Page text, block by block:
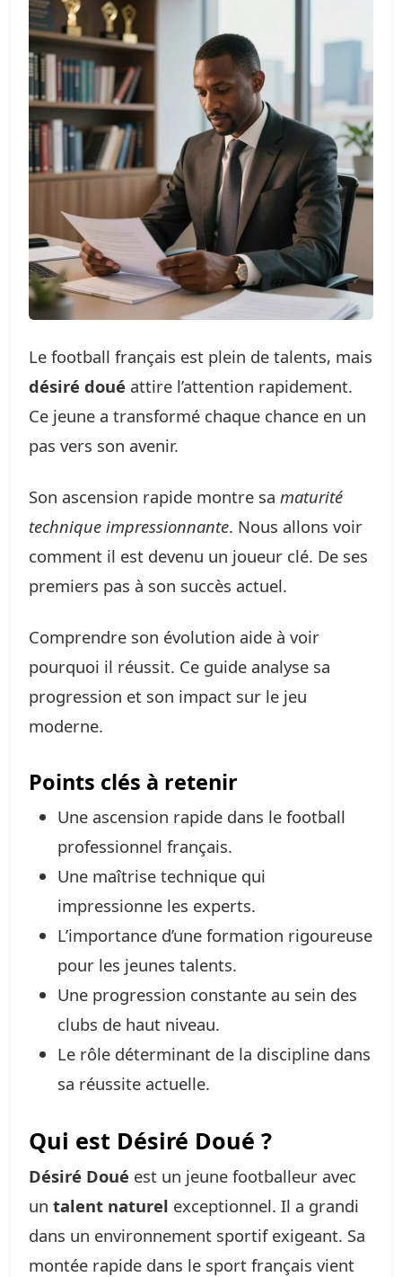
Le football français est plein de talents, mais
désiré doué attire l’attention rapidement.
Ce jeune a transformé chaque chance en un
pas vers son avenir.
Son ascension rapide montre sa maturité
technique impressionnante. Nous allons voir
comment il est devenu un joueur clé. De ses
premiers pas à son succès actuel.
Comprendre son évolution aide à voir
pourquoi il réussit. Ce guide analyse sa
progression et son impact sur le jeu
moderne.
Points clés à retenir
Une ascension rapide dans le football
professionnel français.
Une maîtrise technique qui
impressionne les experts.
L’importance d’une formation rigoureuse
pour les jeunes talents.
Une progression constante au sein des
clubs de haut niveau.
Le rôle déterminant de la discipline dans
sa réussite actuelle.
Qui est Désiré Doué ?
Désiré Doué est un jeune footballeur avec
un talent naturel exceptionnel. Il a grandi
dans un environnement sportif exigeant. Sa
montée rapide dans le sport français vient